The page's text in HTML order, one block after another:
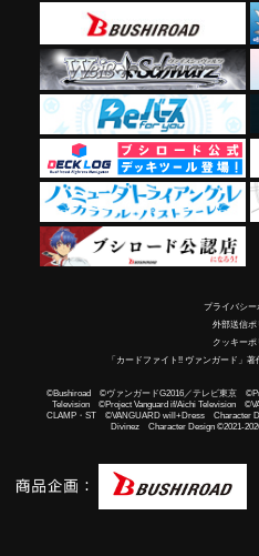
プライバシー
外部送信ポ
クッキーポ
「カードファイト!! ヴァンガード」
©Bushiroad ©ヴァンガードG2016／テレビ東京
Television ©Project Vanguard if/Aichi Television
CLAMP・ST ©VANGUARD will+Dress Character
Divinez Character Design ©2021-